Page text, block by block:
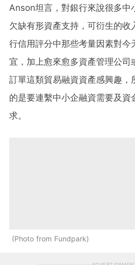
Anson坦言，對銀行來說很多中
欠缺有形資產支持，可衍生的收
行信用評分中那些考量因素對今
宜，加上愈來愈多資產管理公司
訂單這類貿易融資資產感興趣，
的是要連繫中小企融資需要及資
求。
Photo from Fundpark